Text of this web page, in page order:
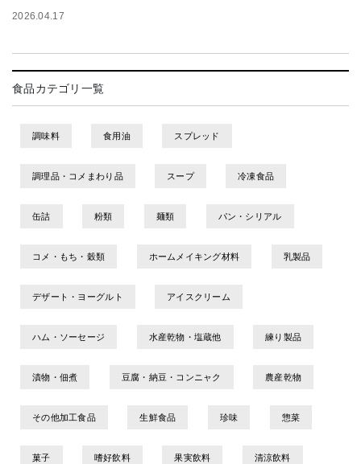
2026.04.17
食品カテゴリ一覧
調味料 食用油 スプレッド
調理品・コメまわり品 スープ 冷凍食品
缶詰 粉類 麺類 パン・シリアル
コメ・もち・穀類 ホームメイキング材料 乳製品
デザート・ヨーグルト アイスクリーム
ハム・ソーセージ 水産乾物・塩蔵他 練り製品
漬物・佃煮 豆腐・納豆・コンニャク 農産乾物
その他加工食品 生鮮食品 珍味 惣菜
菓子 嗜好飲料 果実飲料 清涼飲料